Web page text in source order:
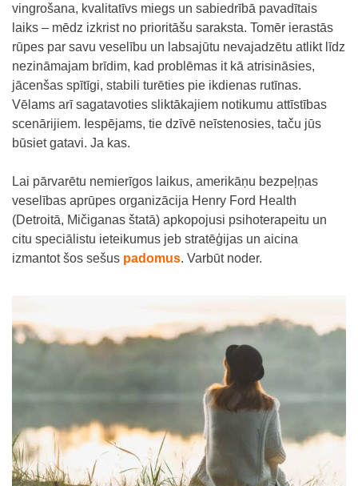
vingrošana, kvalitatīvs miegs un sabiedrībā pavadītais
laiks – mēdz izkrist no prioritāšu saraksta. Tomēr ierastās
rūpes par savu veselību un labsajūtu nevajadzētu atlikt līdz
nezināmajam brīdim, kad problēmas it kā atrisināsies,
jācenšas spītīgi, stabili turēties pie ikdienas rutīnas.
Vēlams arī sagatavoties sliktākajiem notikumu attīstības
scenārijiem. Iespējams, tie dzīvē neīstenosies, taču jūs
būsiet gatavi. Ja kas.
Lai pārvarētu nemierīgos laikus, amerikāņu bezpeļņas
veselības aprūpes organizācija Henry Ford Health
(Detroitā, Mičiganas štatā) apkopojusi psihoterapeitu un
citu speciālistu ieteikumus jeb stratēģijas un aicina
izmantot šos sešus padomus. Varbūt noder.